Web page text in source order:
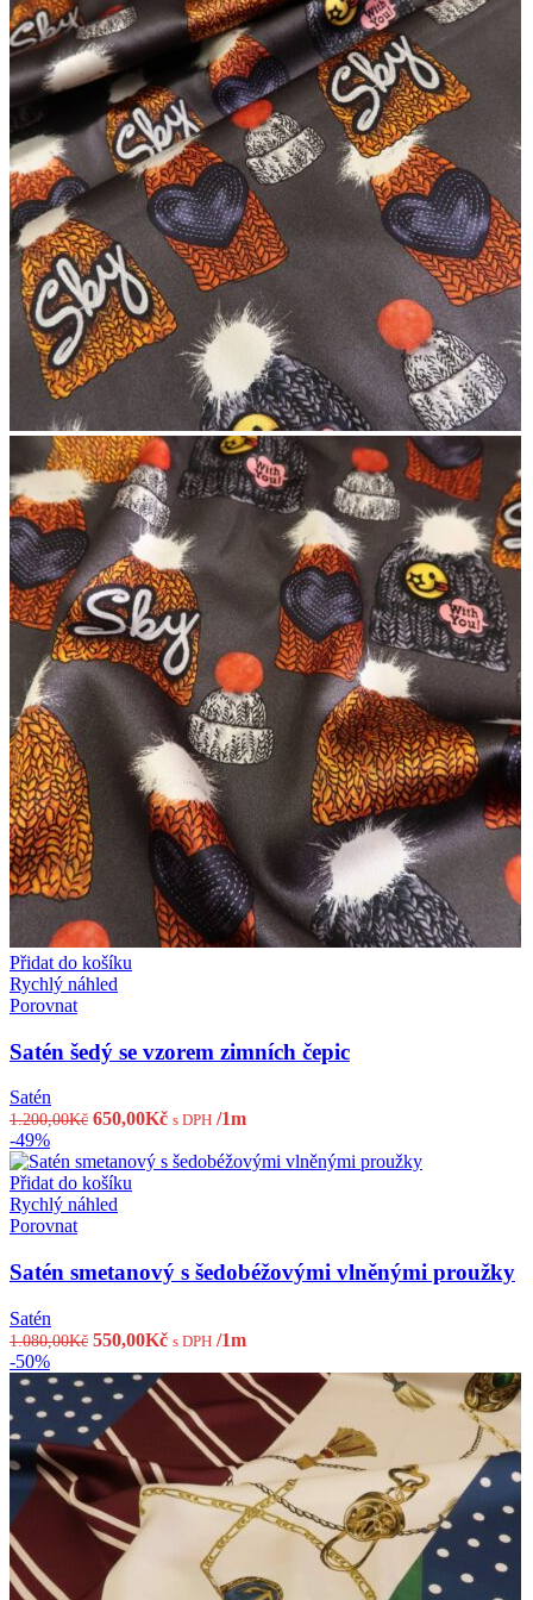
Přidat do košíku
Rychlý náhled
Porovnat
Satén šedý se vzorem zimních čepic
Satén
1.200,00Kč Původní
byla:
1.200,00Kč.
650,00KčAktuální
je:
s DPH /1m
-49%
Přidat do košíku
Rychlý náhled
Porovnat
Satén smetanový s šedobéžovými vlněnými proužky
Satén
1.080,00Kč Původní
byla:
1.080,00Kč.
550,00KčAktuální
je:
550,00Kč.
s DPH /1m
-50%